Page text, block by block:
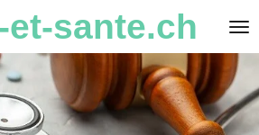
et-sante.ch